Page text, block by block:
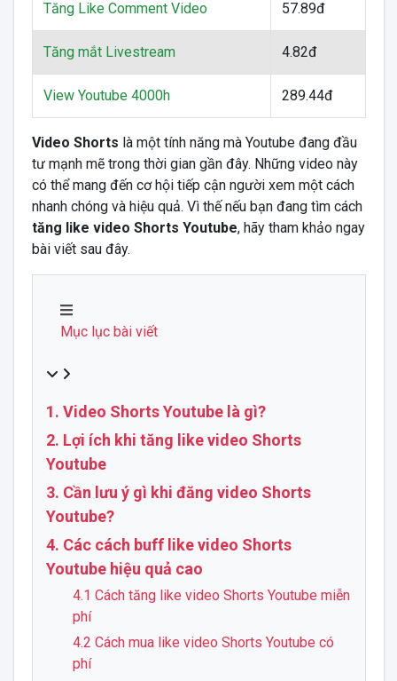
Tăng Like Comment Video 57.89đ
Tăng mắt Livestream 4.82đ
View Youtube 4000h 289.44đ
Video Shorts là một tính năng mà Youtube đang đầu
tư mạnh mẽ trong thời gian gần đây. Những video này
có thể mang đến cơ hội tiếp cận người xem một cách
nhanh chóng và hiệu quả. Vì thế nếu bạn đang tìm cách
tăng like video Shorts Youtube, hãy tham khảo ngay
bài viết sau đây.
Mục lục bài viết
1. Video Shorts Youtube là gì?
2. Lợi ích khi tăng like video Shorts
Youtube
3. Cần lưu ý gì khi đăng video Shorts
Youtube?
4. Các cách buff like video Shorts
Youtube hiệu quả cao
4.1 Cách tăng like video Shorts Youtube miễn
phí
4.2 Cách mua like video Shorts Youtube có
phí